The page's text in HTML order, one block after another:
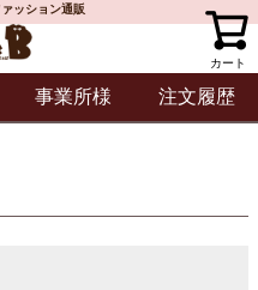
ッション通販
カート
事業所様 注文履歴